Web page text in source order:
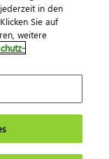
in den
Sie auf
weitere